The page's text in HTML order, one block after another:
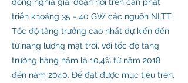
triển khoảng 35 - 40 GW các nguồn NLTT.
Tốc độ tăng trưởng cao nhất dự kiến ​​đến
từ năng lượng mặt trời, với tốc độ tăng
trưởng hàng năm là 10,4% từ năm 2018
đến năm 2040. Để đạt được mục tiêu trên,